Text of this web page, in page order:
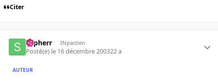
Citer
Sypherr INpactien
Posté(e) le 16 décembre 200322 a
AUTEUR